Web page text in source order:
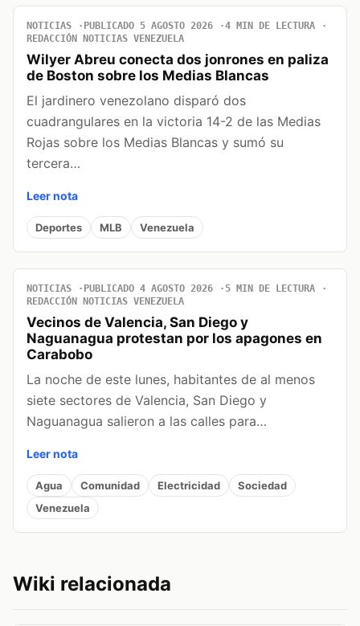
NOTICIAS PUBLICADO 5 AGOSTO 2026
4 MIN DE LECTURA
REDACCIÓN NOTICIAS VENEZUELA
Wilyer Abreu conecta dos jonrones en paliza
de Boston sobre los Medias Blancas
El jardinero venezolano disparó dos
cuadrangulares en la victoria 14-2 de las Medias
Rojas sobre los Medias Blancas y sumó su
tercera…
Leer nota
Deportes MLB Venezuela
NOTICIAS PUBLICADO 4 AGOSTO 2026
5 MIN DE LECTURA
REDACCIÓN NOTICIAS VENEZUELA
Vecinos de Valencia, San Diego y
Naguanagua protestan por los apagones en
Carabobo
La noche de este lunes, habitantes de al menos
siete sectores de Valencia, San Diego y
Naguanagua salieron a las calles para…
Leer nota
Agua Comunidad Electricidad
Sociedad
Venezuela
Wiki relacionada